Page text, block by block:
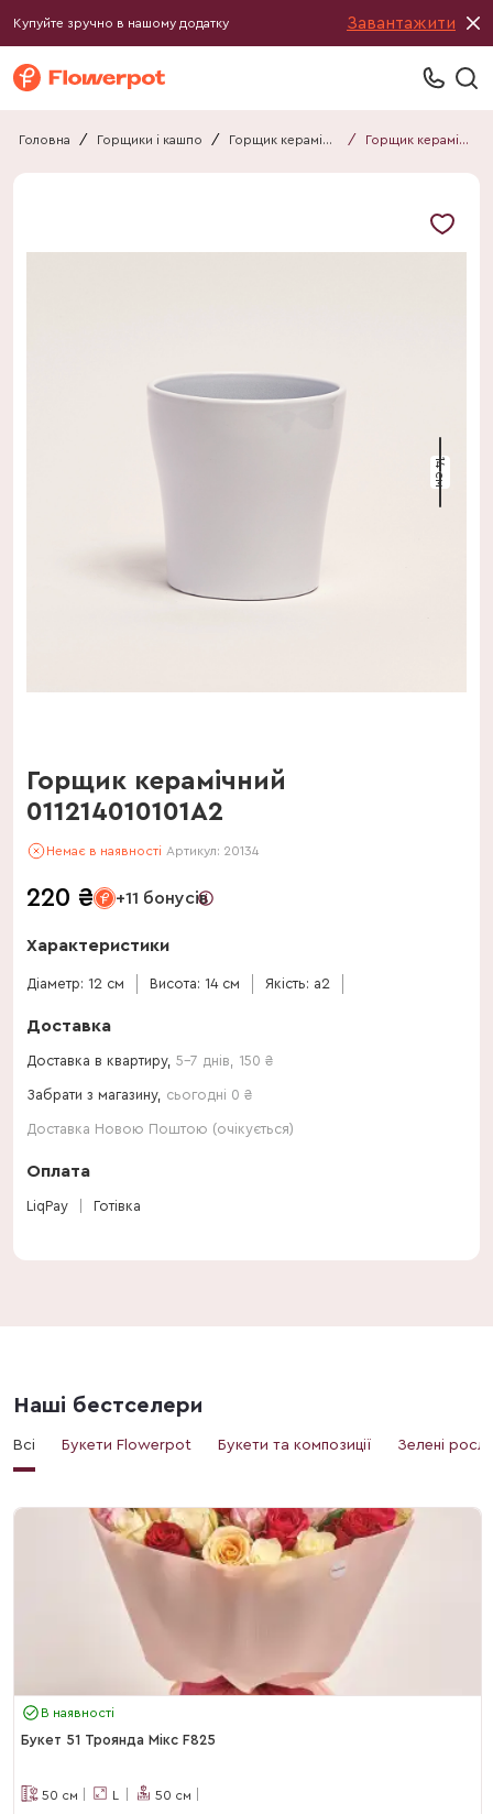
Купуйте зручно в нашому додатку Завантажити
Головна / Горщики і кашпо / Горщик керамічний / Горщик керамічний 011214010101A2
14 см
Горщик керамічний
011214010101A2
Немає в наявності Артикул: 20134
220 ₴ +11 бонусів
Характеристики
Діаметр: 12 см Висота: 14 см Якість: a2
Доставка
Доставка в квартиру, 5-7 днів 150 ₴
Забрати з магазину, сьогодні 0 ₴
Доставка Новою Поштою (очікується)
Оплата
LiqPay Готівка
Наші бестселери
Всі Букети Flowerpot Букети та композиції Зелені
В наявності
Букет 51 Троянда Мікс F825
50 см L 50 см